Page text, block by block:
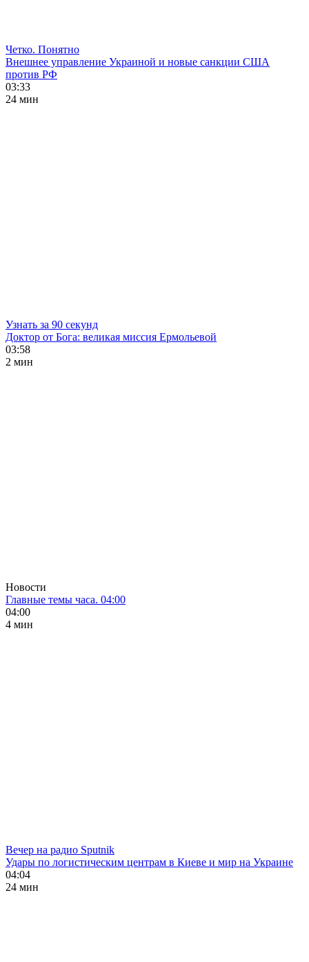
Четко. Понятно
Внешнее управление Украиной и новые санкции США
против РФ
03:33
24 мин
Узнать за 90 секунд
Доктор от Бога: великая миссия Ермольевой
03:58
2 мин
Новости
Главные темы часа. 04:00
04:00
4 мин
Вечер на радио Sputnik
Удары по логистическим центрам в Киеве и мир на Украине
04:04
24 мин